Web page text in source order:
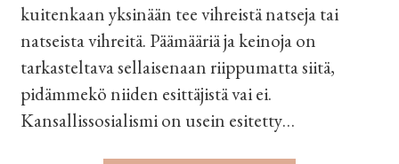
kuitenkaan yksinään tee vihreistä natseja tai
natseista vihreitä. Päämääriä ja keinoja on
tarkasteltava sellaisenaan riippumatta siitä,
pidämmekö niiden esittäjistä vai ei.
Kansallissosialismi on usein esitetty…